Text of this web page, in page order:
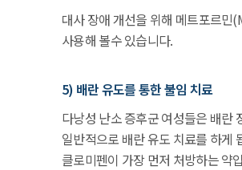
대사 장애 개선을 위해 메트포르
사용해 볼수 있습니다.
5) 배란 유도를 통한 불임 치료
다낭성 난소 증후군 여성들은 배란
일반적으로 배란 유도 치료를 하게
클로미펜이 가장 먼저 처방하는 약